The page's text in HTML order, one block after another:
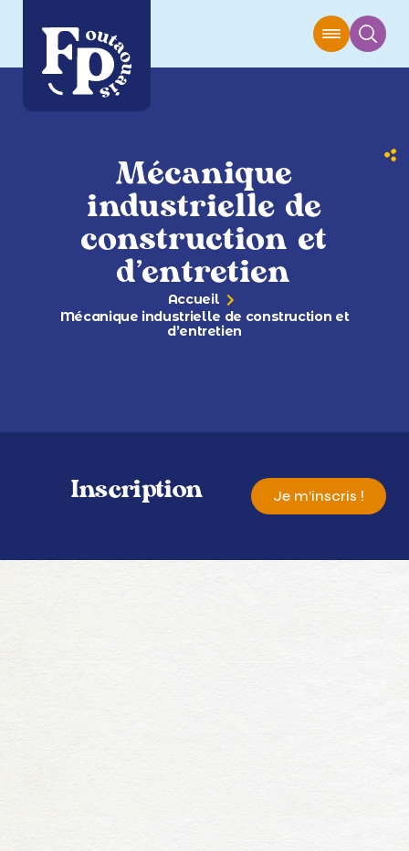
Mécanique
industrielle de
construction et
d’entretien
Accueil
Mécanique industrielle de construction et
d’entretien
Inscription Je m’inscris !